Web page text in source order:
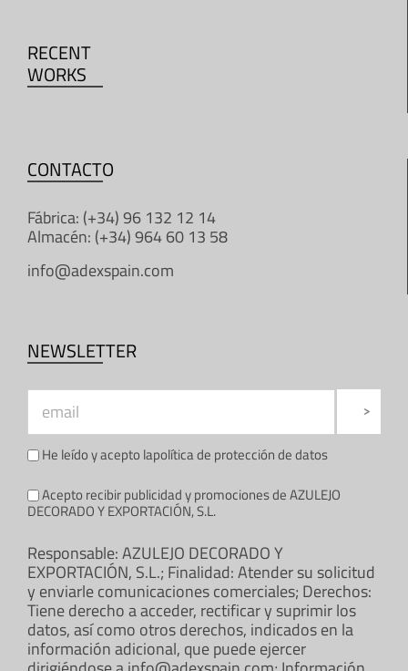
RECENT
WORKS
CONTACTO
Fábrica: (+34) 96 132 12 14
Almacén: (+34) 964 60 13 58
info@adexspain.com
NEWSLETTER
He leído y acepto lapolítica de protección de datos
Acepto recibir publicidad y promociones de AZULEJO
DECORADO Y EXPORTACIÓN, S.L.
Responsable: AZULEJO DECORADO Y
EXPORTACIÓN, S.L.; Finalidad: Atender su solicitud
y enviarle comunicaciones comerciales; Derechos:
Tiene derecho a acceder, rectificar y suprimir los
datos, así como otros derechos, indicados en la
información adicional, que puede ejercer